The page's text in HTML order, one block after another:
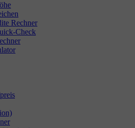
Rechner
Check